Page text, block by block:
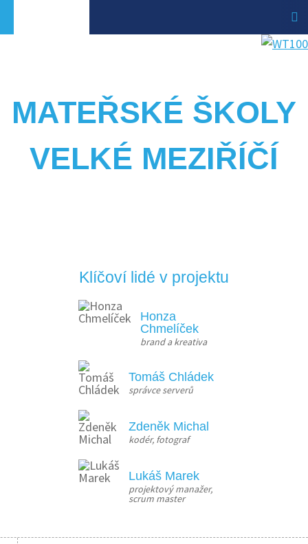
MATEŘSKÉ ŠKOLY
VELKÉ MEZIŘÍČÍ
Klíčoví lidé v projektu
Honza
Chmelíček
brand a kreativa
Tomáš Chládek
správce serverů
Zdeněk Michal
kodér, fotograf
Lukáš Marek
projektový manažer,
scrum master